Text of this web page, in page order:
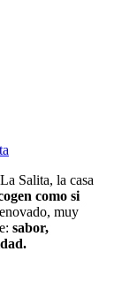
Salita, la casa
como si
muy
sabor,